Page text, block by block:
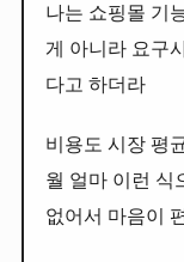
나는 쇼핑몰 기
게 아니라 요구
다고 하더라
비용도 시장 평
월 얼마 이런 식
없어서 마음이